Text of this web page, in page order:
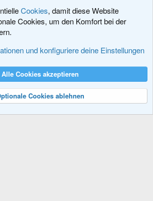
Datenschutz
® © 2010-2024 XenForo Ltd.
Cookies, damit diese Website
Cookies, um den Komfort bei der
und konfiguriere deine Einstellungen
Alle Cookies akzeptieren
Cookies ablehnen